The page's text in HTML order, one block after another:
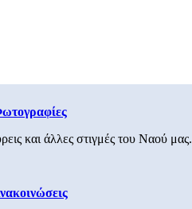
και άλλες στιγμές του Ναού μας.